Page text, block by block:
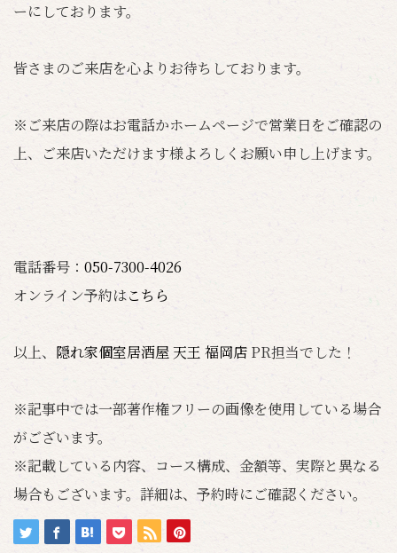
ーにしております。
皆さまのご来店を心よりお待ちしております。
※ご来店の際はお電話かホームページで営業日をご確認の
上、ご来店いただけます様よろしくお願い申し上げます。
電話番号： 050-7300-4026
オンライン予約はこちら
以上、 隠れ家個室居酒屋 天王 福岡店 PR担当でした！
※記事中では一部著作権フリーの画像を使用している場合
がございます。
※記載している内容、コース構成、金額等、実際と異なる
場合もございます。詳細は、予約時にご確認ください。